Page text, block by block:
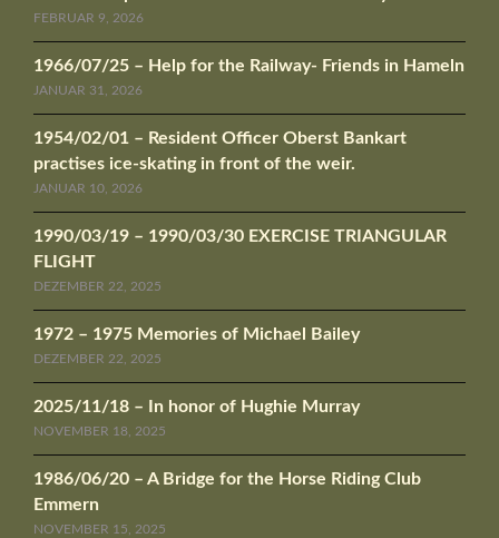
FEBRUAR 9, 2026
1966/07/25 – Help for the Railway- Friends in Hameln
JANUAR 31, 2026
1954/02/01 – Resident Officer Oberst Bankart
practises ice-skating in front of the weir.
JANUAR 10, 2026
1990/03/19 – 1990/03/30 EXERCISE TRIANGULAR
FLIGHT
DEZEMBER 22, 2025
1972 – 1975 Memories of Michael Bailey
DEZEMBER 22, 2025
2025/11/18 – In honor of Hughie Murray
NOVEMBER 18, 2025
1986/06/20 – A Bridge for the Horse Riding Club
Emmern
NOVEMBER 15, 2025